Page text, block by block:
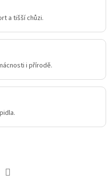
a tišší chůzi.
i přírodě.